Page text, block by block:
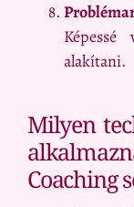
Képessé
alakítani.
Milyen
Coaching